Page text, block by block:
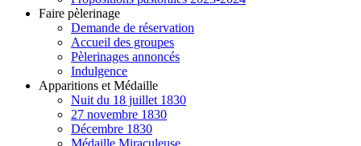
Faire pèlerinage
Demande de réservation
Accueil des groupes
Pèlerinages annoncés
Indulgence
Apparitions et Médaille
Nuit du 18 juillet 1830
27 novembre 1830
Décembre 1830
Médaille Miraculeuse